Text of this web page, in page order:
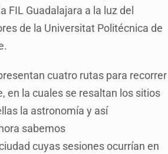
Guadalajara a la luz del
de la Universitat Politécnica de
cuatro rutas para recorrer
en la cuales se resaltan los sitios
la astronomía y así
sabemos
cuyas sesiones ocurrían en